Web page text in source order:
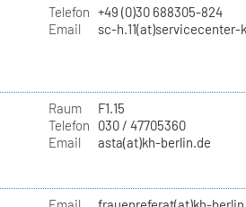
Telefon +49 (0)30 688305-824
Email
sc-h.11(at)servicecenter-
Raum
F1.15
Telefon
030 / 47705360
Email
asta(at)kh-berlin.de